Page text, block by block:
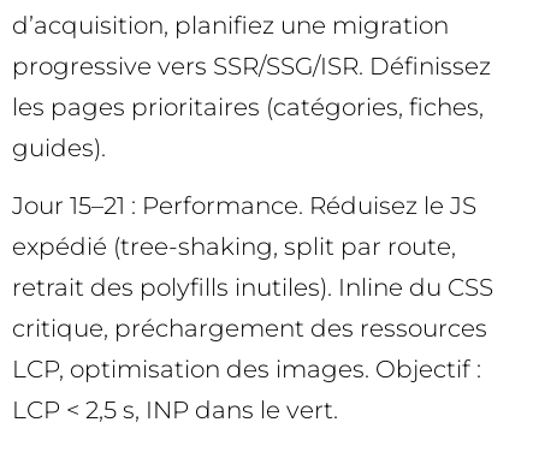
d’acquisition, planifiez une migration
progressive vers SSR/SSG/ISR. Définissez
les pages prioritaires (catégories, fiches,
guides).
Jour 15–21 : Performance. Réduisez le JS
expédié (tree-shaking, split par route,
retrait des polyfills inutiles). Inline du CSS
critique, préchargement des ressources
LCP, optimisation des images. Objectif :
LCP < 2,5 s, INP dans le vert.